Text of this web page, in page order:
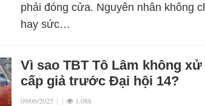
phải đóng cửa. Nguyên nhân không
hay sức…
Vì sao TBT Tô Lâm không
cấp giả trước Đại hội 14?
09/06/2025 | | 1.088